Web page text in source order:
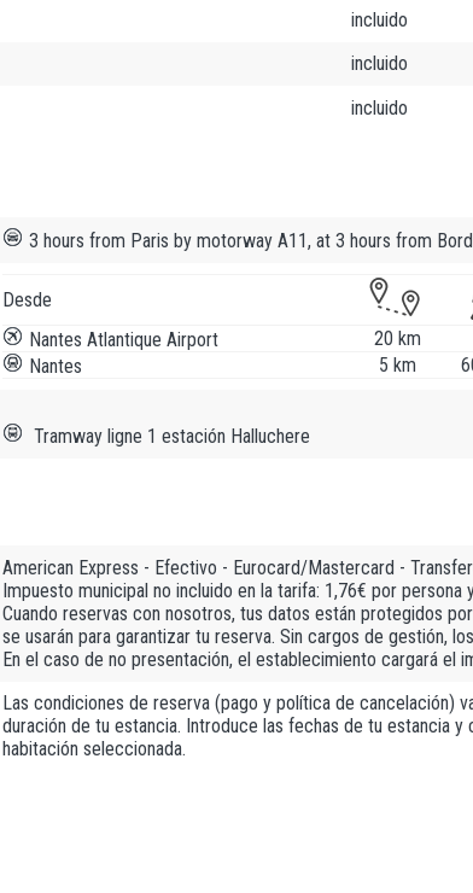
incluido
incluido
incluido
3 hours from Paris by motorway A11, at 3 hours from
Desde
Nantes Atlantique Airport
20 km
Nantes
5 km
Tramway ligne 1 estación Halluchere
American Express - Efectivo - Eurocard/Mastercard -
Impuesto municipal no incluido en la tarifa: 1,76€ por persona
Cuando reservas con nosotros, tus datos están protegidos
se usarán para garantizar tu reserva. Sin cargos de gestión,
En el caso de no presentación, el establecimiento cargará el
Las condiciones de reserva (pago y política de cancelación)
duración de tu estancia. Introduce las fechas de tu estancia y
habitación seleccionada.